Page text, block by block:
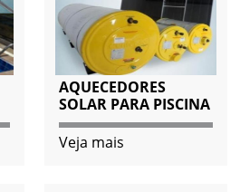
AQUECEDORES
SOLAR PARA PISCINA
Veja mais